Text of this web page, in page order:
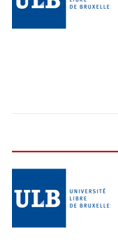
Illustration